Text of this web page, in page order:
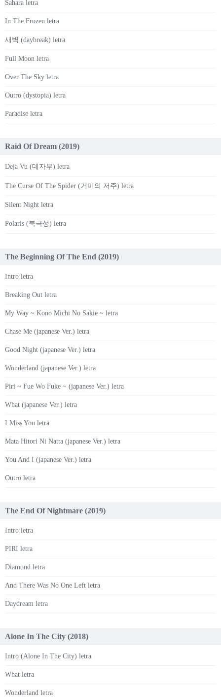
Sahara letra
In The Frozen letra
새벽 (daybreak) letra
Full Moon letra
Over The Sky letra
Outro (dystopia) letra
Paradise letra
Raid Of Dream (2019)
Deja Vu (데자부) letra
The Curse Of The Spider (거미의 저주) letra
Silent Night letra
Polaris (북극성) letra
The Beginning Of The End (2019)
Intro letra
Breaking Out letra
My Way ~ Kono Michi No Sakie ~ letra
Chase Me (japanese Ver.) letra
Good Night (japanese Ver.) letra
Wonderland (japanese Ver.) letra
Piri ~ Fue Wo Fuke ~ (japanese Ver.) letra
What (japanese Ver.) letra
I Miss You letra
Mata Hitori Ni Natta (japanese Ver.) letra
You And I (japanese Ver.) letra
Outro letra
The End Of Nightmare (2019)
Intro letra
PIRI letra
Diamond letra
And There Was No One Left letra
Daydream letra
Alone In The City (2018)
Intro (Alone In The City) letra
What letra
Wonderland letra